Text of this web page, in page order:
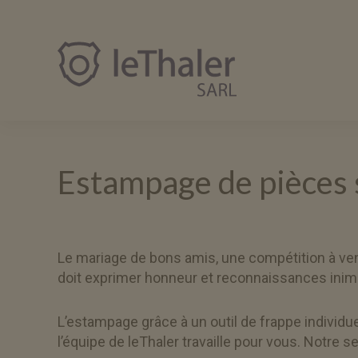
leThaler.fr
Estampage de
Le mariage de bons amis, une compétition à
doit exprimer honneur et reconnaissances
L’estampage grâce à un outil de frappe
l’équipe de leThaler travaille pour vous. Notre